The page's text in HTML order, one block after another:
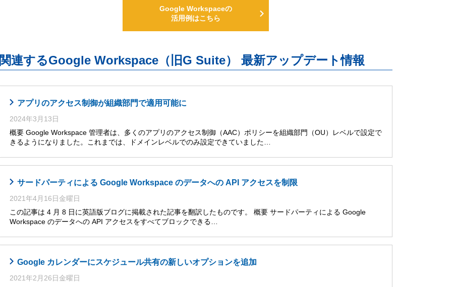
Google Workspaceの
活用例はこちら
関連するGoogle Workspace（旧G Suite） 最新アップデート情報
アプリのアクセス制御が組織部門で適用可能に
2024年3月13日
概要 Google Workspace 管理者は、多くのアプリのアクセス制御（AAC）ポリシーを組織部門（OU）レベルで設定で
きるようになりました。これまでは、ドメインレベルでのみ設定できていました…
サードパーティによる Google Workspace のデータへの API アクセスを制限
2021年4月16日金曜日
この記事は 4 月 8 日に英語版ブログに掲載された記事を翻訳したものです。 概要 サードパーティによる Google
Workspace のデータへの API アクセスをすべてブロックできる…
Google カレンダーにスケジュール共有の新しいオプションを追加
2021年2月26日金曜日